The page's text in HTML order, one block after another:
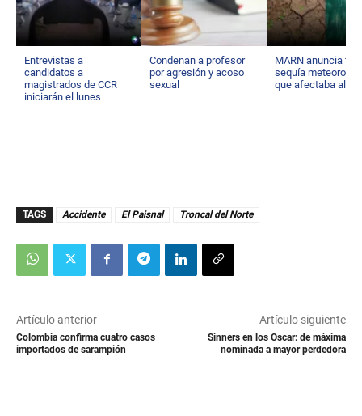
Entrevistas a
candidatos a
magistrados de CCR
iniciarán el lunes
Condenan a profesor
por agresión y acoso
sexual
MARN anuncia fin
sequía
que afectaba al
TAGS Accidente El Paisnal Troncal del Norte
Artículo anterior
Colombia confirma cuatro casos
importados de sarampión
Artículo siguiente
Sinners en los Oscar: de máxima
nominada a mayor perdedora